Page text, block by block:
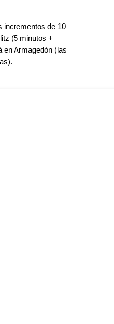
incrementos de 10
(5 minutos +
en Armagedón (las